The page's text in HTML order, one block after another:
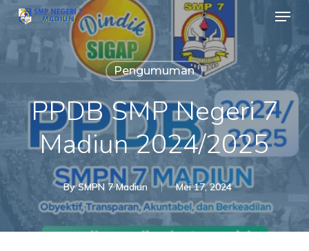
Skip
Menu
Pengumuman
PPDB SMP Negeri 7
Madiun 2024/2025
By SMPN 7 Madiun Mei 17, 2024